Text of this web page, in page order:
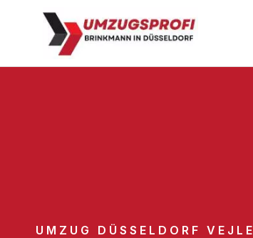
UMZUG DÜSSELDORF VEJLE